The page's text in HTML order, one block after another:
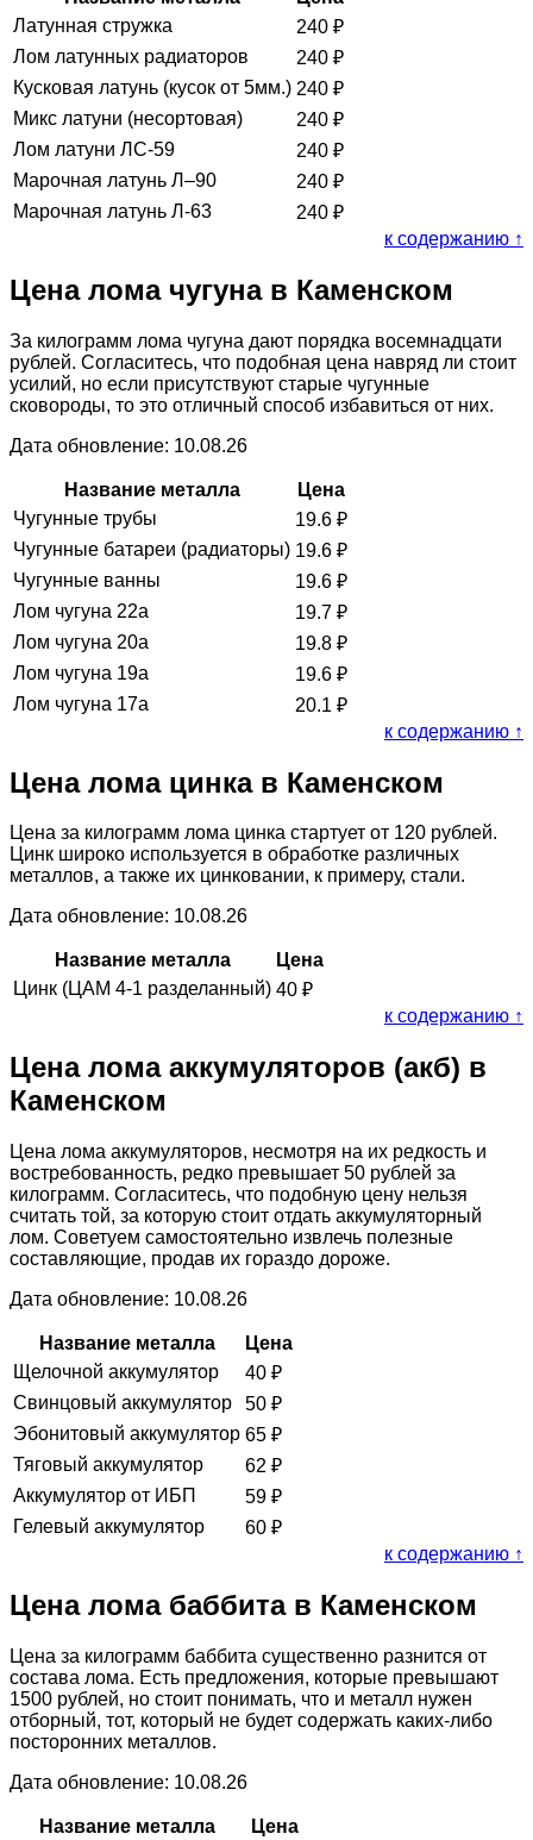
Латунная стружка
240 ₽
Лом латунных радиаторов
240 ₽
Кусковая латунь (кусок от 5мм.) 240 ₽
Микс латуни (несортовая)
240 ₽
Лом латуни ЛС-59
240 ₽
Марочная латунь Л–90
240 ₽
Марочная латунь Л-63
240 ₽
к содержанию ↑
Цена лома чугуна в Каменском
За килограмм лома чугуна дают порядка восемнадцати
рублей. Согласитесь, что подобная цена навряд ли стоит
усилий, но если присутствуют старые чугунные
сковороды, то это отличный способ избавиться от них.
Дата обновление: 10.08.26
Название металла
Цена
Чугунные трубы
19.6 ₽
Чугунные батареи (радиаторы) 19.6 ₽
Чугунные ванны
19.6 ₽
Лом чугуна 22а
19.7 ₽
Лом чугуна 20а
19.8 ₽
Лом чугуна 19а
19.6 ₽
Лом чугуна 17а
20.1 ₽
к содержанию ↑
Цена лома цинка в Каменском
Цена за килограмм лома цинка стартует от 120 рублей.
Цинк широко используется в обработке различных
металлов, а также их цинковании, к примеру, стали.
Дата обновление: 10.08.26
Название металла
Цена
Цинк (ЦАМ 4-1 разделанный) 40 ₽
к содержанию ↑
Цена лома аккумуляторов (акб) в
Каменском
Цена лома аккумуляторов, несмотря на их редкость и
востребованность, редко превышает 50 рублей за
килограмм. Согласитесь, что подобную цену нельзя
считать той, за которую стоит отдать аккумуляторный
лом. Советуем самостоятельно извлечь полезные
составляющие, продав их гораздо дороже.
Дата обновление: 10.08.26
Название металла
Цена
Щелочной аккумулятор
40 ₽
Свинцовый аккумулятор
50 ₽
Эбонитовый аккумулятор 65 ₽
Тяговый аккумулятор
62 ₽
Аккумулятор от ИБП
59 ₽
Гелевый аккумулятор
60 ₽
к содержанию ↑
Цена лома баббита в Каменском
Цена за килограмм баббита существенно разнится от
состава лома. Есть предложения, которые превышают
1500 рублей, но стоит понимать, что и металл нужен
отборный, тот, который не будет содержать каких-либо
посторонних металлов.
Дата обновление: 10.08.26
Название металла
Цена